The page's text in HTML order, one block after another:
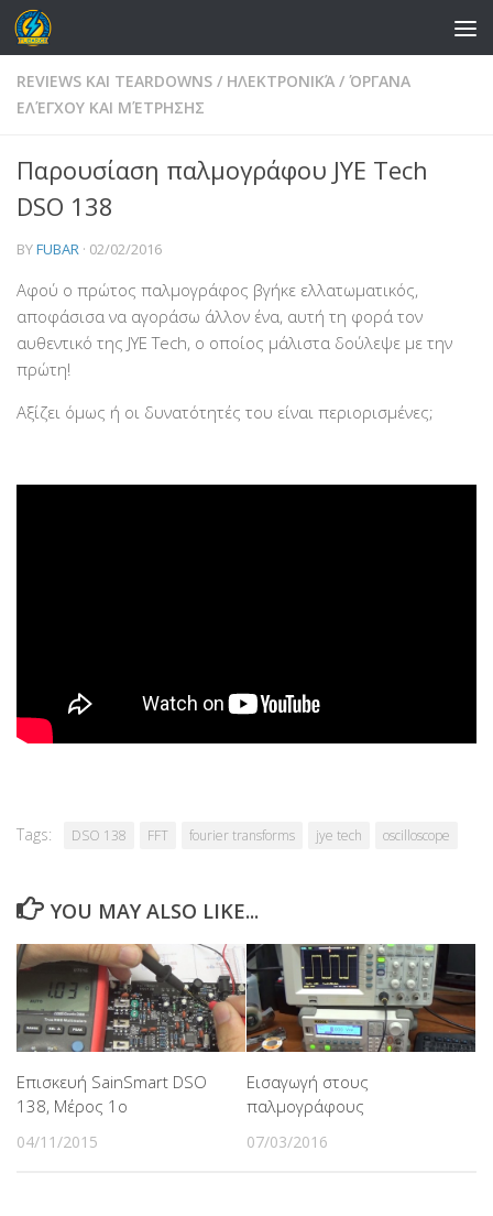
Skip to content
REVIEWS ΚΑΙ TEARDOWNS / ΗΛΕΚΤΡΟΝΙΚΆ / ΌΡΓΑΝΑ
ΕΛΈΓΧΟΥ ΚΑΙ ΜΈΤΡΗΣΗΣ
Παρουσίαση παλμογράφου JYE Tech
DSO 138
BYFUBAR · 02/02/2016
Αφού ο πρώτος παλμογράφος βγήκε ελλατωματικός,
αποφάσισα να αγοράσω άλλον ένα, αυτή τη φορά τον
αυθεντικό της JYE Tech, ο οποίος μάλιστα δούλεψε με την
πρώτη!
Αξίζει όμως ή οι δυνατότητές του είναι περιορισμένες;
Tags: DSO 138 FFT fourier transforms jye tech oscilloscope
YOU MAY ALSO LIKE...
Επισκευή SainSmart DSO
138, Μέρος 1ο
04/11/2015
Εισαγωγή στους
παλμογράφους
07/03/2016